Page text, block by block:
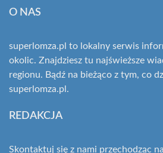
O NAS
superlomza.pl to lokalny serwis
okolic. Znajdziesz tu najświeższe
regionu. Bądź na bieżąco z tym, co
superlomza.pl.
REDAKCJA
Skontaktuj się z nami przechodząc